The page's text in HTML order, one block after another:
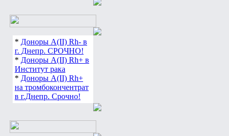
* Доноры А(ІІ) Rh- в
г. Днепр. СРОЧНО!
* Доноры А(ІІ) Rh+ в
Институт рака
* Доноры А(ІІ) Rh+
на тромбокончентрат
в г.Днепр. Срочно!